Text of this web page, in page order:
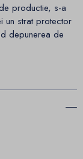
productie, s-a
un strat protector
depunerea de